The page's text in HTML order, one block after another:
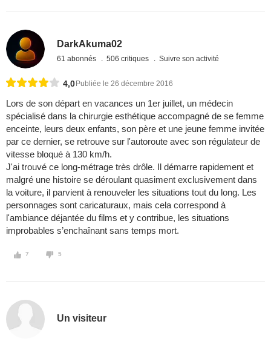
DarkAkuma02
61 abonnés 506 critiques Suivre son activité
4,0 Publiée le 26 décembre 2016
Lors de son départ en vacances un 1er juillet, un médecin
spécialisé dans la chirurgie esthétique accompagné de se femme
enceinte, leurs deux enfants, son père et une jeune femme invitée
par ce dernier, se retrouve sur l'autoroute avec son régulateur de
vitesse bloqué à 130 km/h.
J'ai trouvé ce long-métrage très drôle. Il démarre rapidement et
malgré une histoire se déroulant quasiment exclusivement dans
la voiture, il parvient à renouveler les situations tout du long. Les
personnages sont caricaturaux, mais cela correspond à
l'ambiance déjantée du films et y contribue, les situations
improbables s’enchaînant sans temps mort.
7 5
Un visiteur